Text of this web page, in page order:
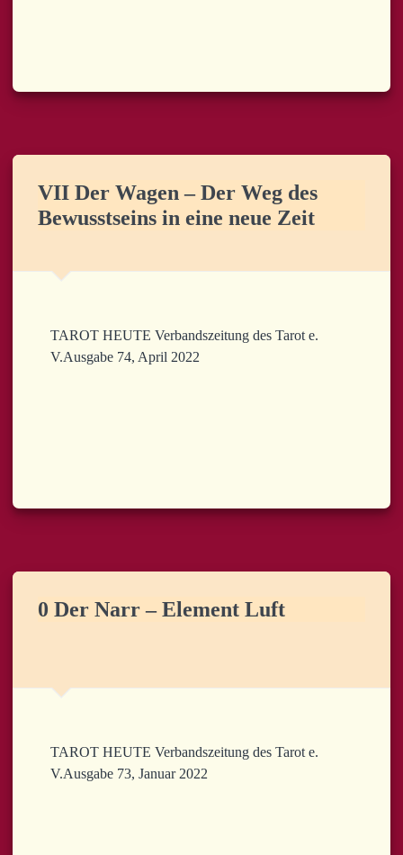
VII Der Wagen – Der Weg des
Bewusstseins in eine neue Zeit
TAROT HEUTE Verbandszeitung des Tarot e.
V.Ausgabe 74, April 2022
0 Der Narr – Element Luft
TAROT HEUTE Verbandszeitung des Tarot e.
V.Ausgabe 73, Januar 2022